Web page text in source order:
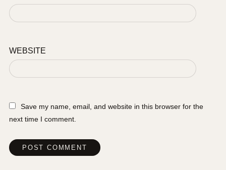
WEBSITE
Save my name, email, and website in this browser for the
next time I comment.